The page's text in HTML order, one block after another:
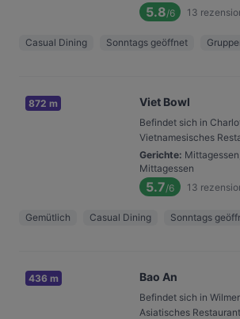
5.8/6 13
Casual Dining Sonntags geöffnet
872 m Viet Bowl
Befindet sich in
Vietnamesisches
Gerichte:
Mittagessen
5.7/6 13
Gemütlich Casual Dining Sonntags
436 m Bao An
Befindet sich in
Asiatisches Restaurant